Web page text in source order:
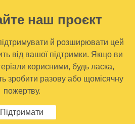
наш проєкт
й розширювати цей
від вашої підтримки. Якщо ви
корисними, будь ласка,
зробити разову або щомісячну
пожертву.
Підтримати